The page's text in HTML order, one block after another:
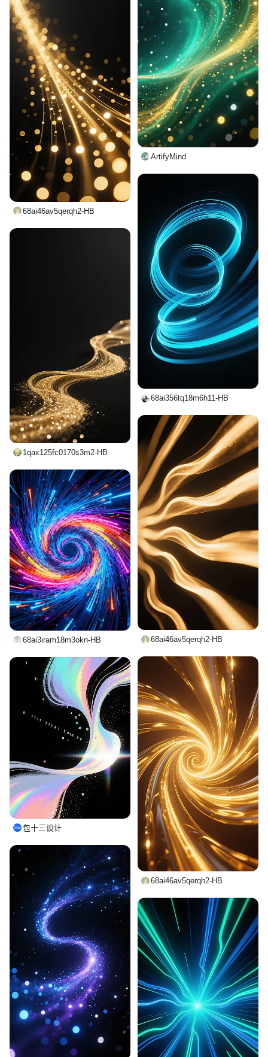
ArtifyMind
68ai46av5qerqh2-HB
68ai356tq18m6h11-HB
1qax125fc0170s3m2-HB
68ai46av5qerqh2-HB
68ai3iram18m3okn-HB
68ai46av5qerqh2-HB
包十三设计